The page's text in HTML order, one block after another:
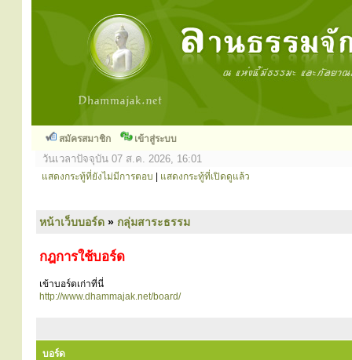
สมัครสมาชิก เข้าสู่ระบบ
วันเวลาปัจจุบัน 07 ส.ค. 2026, 16:01
แสดงกระทู้ที่ยังไม่มีการตอบ แสดงกระทู้ที่เปิดดูแล้ว
หน้าเว็บบอร์ด » กลุ่มสาระธรรม
กฎการใช้บอร์ด
เข้าบอร์ดเก่าที่นี่
http://www.dhammajak.net/board/
บอร์ด